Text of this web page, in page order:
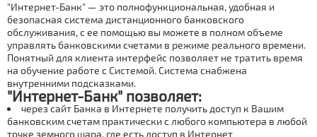
"Интернет-Банк" — это полнофункциональная, удобная и
безопасная система дистанционного банковского
обслуживания, с ее помощью вы можете в полном объеме
управлять банковскими счетами в режиме реального времени.
Понятный для клиента интерфейс позволяет не тратить время
на обучение работе с Системой. Система снабжена
внутренними подсказками.
"Интернет-Банк" позволяет:
через сайт Банка в Интернете получить доступ к Вашим
банковским счетам практически с любого компьютера в любой
точке земного шара, где есть доступ в Интернет